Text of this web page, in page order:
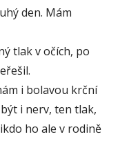
den. Mám
tlak v očích, po
i bolavou krční
i nerv, ten tlak,
ho ale v rodině